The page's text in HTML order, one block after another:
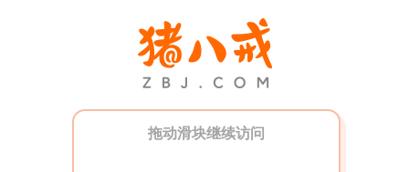
拖动滑块继续访问